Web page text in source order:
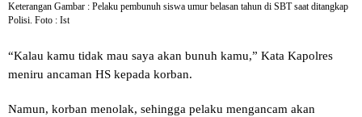
Keterangan Gambar : Pelaku pembunuh siswa umur belasan tahun di SBT saat ditangkap
Polisi. Foto : Ist
“Kalau kamu tidak mau saya akan bunuh kamu,” Kata Kapolres
meniru ancaman HS kepada korban.
Namun, korban menolak, sehingga pelaku mengancam akan